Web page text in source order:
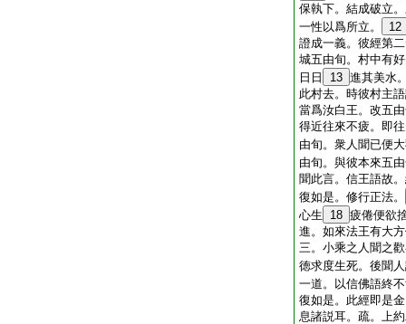
保執下。結成破立
一性以爲所立。
12
證成一義。彼經第
城五由旬。村中有
日日
13 進其美水
此村去。時彼村主
當爲汝白王。改五
得近往來不疲。即
由旬。衆人聞已便
由旬。與彼本來五
聞此言。信王語故
復如是。修行正法。
心生
18 疲倦便欲
進。如來法王有大
三。小乘之人聞之
徳求度生死。後聞
一道。以信佛語終
復如是。此經即是
息諸説耳。疏。上